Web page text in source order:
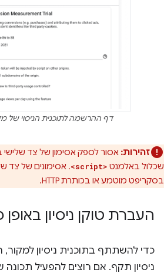
דף ההרשמה לתוכנית הניסוי של
זהירות:
שכלול באלמנט <script>. אסימונים של צד
בסקריפט מוטמע או בכותרת HTTP.
העברת טוקן ניסיון באופן
כדי להשתתף בתוכנית ניסיון
ניסיון תקף. אם רוצים להפעיל תכונה